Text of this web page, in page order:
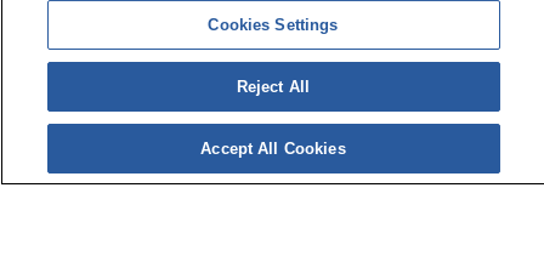
© Mutua Universal 2026 | Mapa del sitio | Aviso legal
Política de Protección de Datos
cookies
Cookies Settings
Reject All
Accept All Cookies